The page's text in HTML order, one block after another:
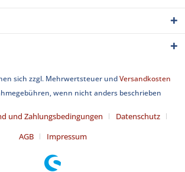
sich zzgl. Mehrwertsteuer undVersandkosten
wenn nicht anders beschrieben
und Zahlungsbedingungen
Datenschutz
AGB
Impressum